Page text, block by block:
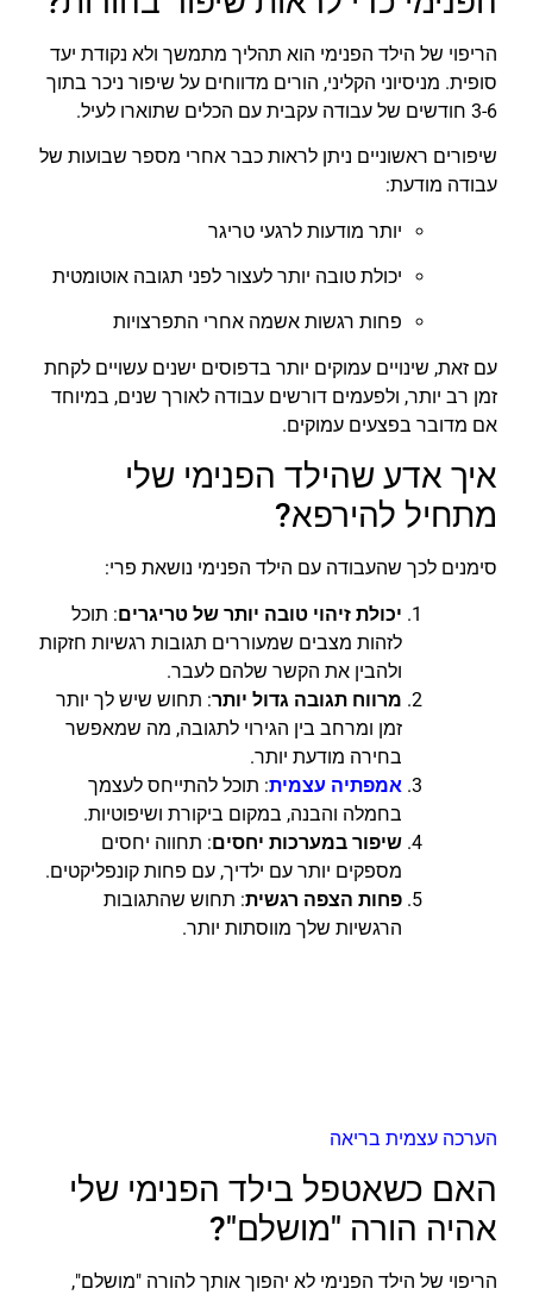
הריפוי של הילד הפנימי הוא תהליך מתמשך ולא נקודת יעד
סופית. מניסיוני הקליני, הורים מדווחים על שיפור ניכר בתוך
3-6 חודשים של עבודה עקבית עם הכלים שתוארו לעיל.
שיפורים ראשוניים ניתן לראות כבר אחרי מספר שבועות של
עבודה מודעת:
יותר מודעות לרגעי טריגר
יכולת טובה יותר לעצור לפני תגובה אוטומטית
פחות רגשות אשמה אחרי התפרצויות
עם זאת, שינויים עמוקים יותר בדפוסים ישנים עשויים לקחת
זמן רב יותר, ולפעמים דורשים עבודה לאורך שנים, במיוחד
אם מדובר בפצעים עמוקים.
איך אדע שהילד הפנימי שלי
מתחיל להירפא?
סימנים לכך שהעבודה עם הילד הפנימי נושאת פרי:
יכולת זיהוי טובה יותר של טריגרים: תוכל
לזהות מצבים שמעוררים תגובות רגשיות חזקות
ולהבין את הקשר שלהם לעבר.
מרווח תגובה גדול יותר: תחוש שיש לך יותר
זמן ומרחב בין הגירוי לתגובה, מה שמאפשר
בחירה מודעת יותר.
אמפתיה עצמית: תוכל להתייחס לעצמך
בחמלה והבנה, במקום ביקורת ושיפוטיות.
שיפור במערכות יחסים: תחווה יחסים
מספקים יותר עם ילדיך, עם פחות קונפליקטים.
פחות הצפה רגשית: תחוש שהתגובות
הרגשיות שלך מווסתות יותר.
הערכה עצמית בריאה
האם כשאטפל בילד הפנימי שלי
אהיה הורה "מושלם"?
הריפוי של הילד הפנימי לא יהפוך אותך להורה "מושלם",